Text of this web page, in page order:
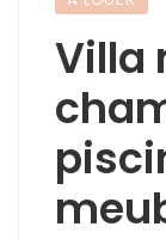
Villa